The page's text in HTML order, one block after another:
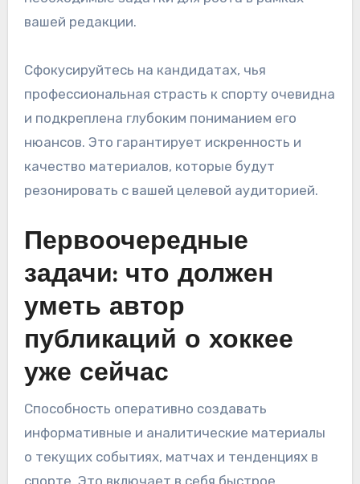
вашей редакции.
Сфокусируйтесь на кандидатах, чья
профессиональная страсть к спорту очевидна
и подкреплена глубоким пониманием его
нюансов. Это гарантирует искренность и
качество материалов, которые будут
резонировать с вашей целевой аудиторией.
Первоочередные
задачи: что должен
уметь автор
публикаций о хоккее
уже сейчас
Способность оперативно создавать
информативные и аналитические материалы
о текущих событиях, матчах и тенденциях в
спорте. Это включает в себя быстрое